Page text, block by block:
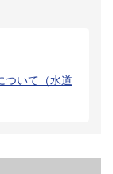
ついて（水道